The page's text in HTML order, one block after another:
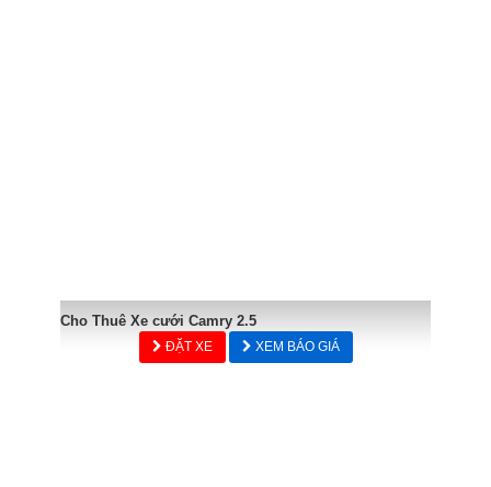
Cho Thuê Xe cưới Camry 2.5
ĐẶT XE XEM BÁO GIÁ